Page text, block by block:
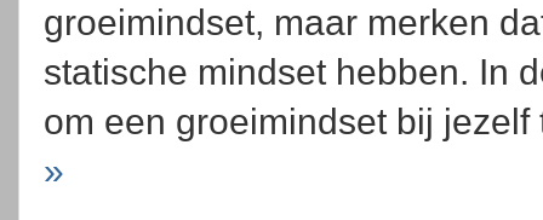
groeimindset, maar merken
statische mindset hebben. In
om een groeimindset bij
»